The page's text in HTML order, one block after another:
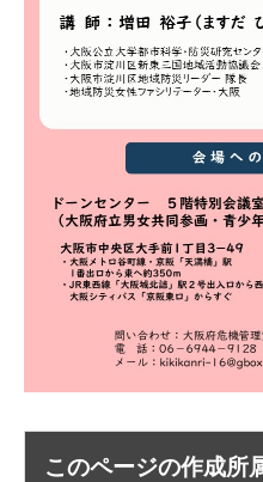
このページの作成所